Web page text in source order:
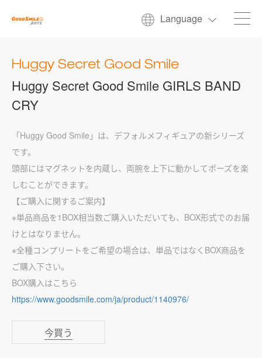
Language
Huggy Secret Good Smile
Huggy Secret Good Smile GIRLS BAND
CRY
「Huggy Good Smile」は、デフォルメフィギュアの新シリーズ
です。
頭部にはマグネットを内蔵し、両腕を上下に動かしてポーズを楽
しむことができます。
【ご購入に関するご案内】
※単品商品を1BOX相当数ご購入いただいても、BOX形式でのお届
けとはなりません。
※全種コンプリートをご希望の場合は、単品ではなくBOX商品を
ご購入下さい。
BOX購入はこちら
https://www.goodsmile.com/ja/product/1140976/
今買う